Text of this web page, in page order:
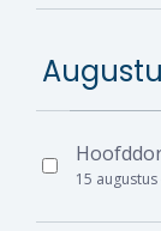
15